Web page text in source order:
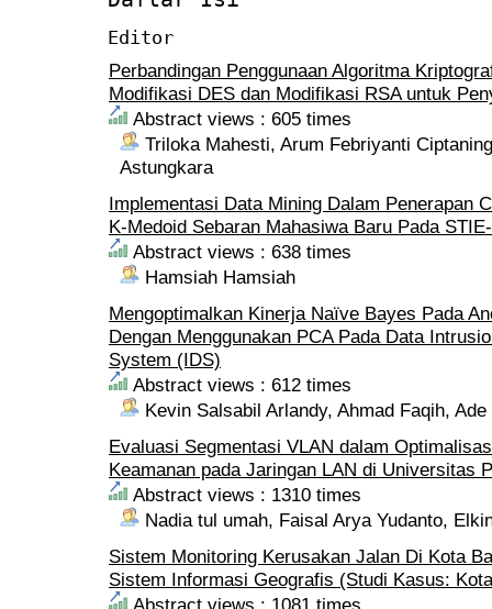
Editor
Perbandingan Penggunaan Algoritma
Modifikasi DES dan Modifikasi RSA untuk
Abstract views : 605 times
Triloka Mahesti, Arum Febriyanti
Astungkara
Implementasi Data Mining Dalam Penerapan
K-Medoid Sebaran Mahasiwa Baru Pada
Abstract views : 638 times
Hamsiah Hamsiah
Mengoptimalkan Kinerja Naïve Bayes Pada
Dengan Menggunakan PCA Pada Data
System (IDS)
Abstract views : 612 times
Kevin Salsabil Arlandy, Ahmad Faqih,
Evaluasi Segmentasi VLAN dalam
Keamanan pada Jaringan LAN di Universitas
Abstract views : 1310 times
Nadia tul umah, Faisal Arya Yudanto,
Sistem Monitoring Kerusakan Jalan Di Kota
Sistem Informasi Geografis (Studi Kasus: